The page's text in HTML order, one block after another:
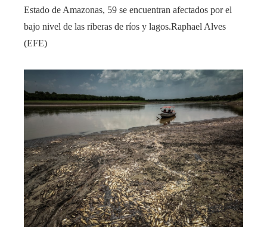
Estado de Amazonas, 59 se encuentran afectados por el
bajo nivel de las riberas de ríos y lagos.Raphael Alves
(EFE)